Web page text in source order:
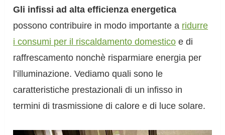
Gli infissi ad alta efficienza energetica
possono contribuire in modo importante a ridurre
i consumi per il riscaldamento domestico e di
raffrescamento nonchè risparmiare energia per
l’illuminazione. Vediamo quali sono le
caratteristiche prestazionali di un infisso in
termini di trasmissione di calore e di luce solare.